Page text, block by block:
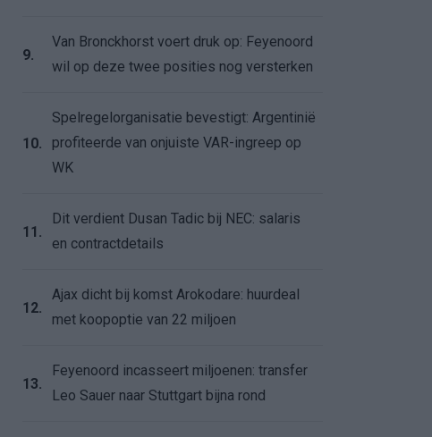
9.
Van Bronckhorst voert druk op: Feyenoord
wil op deze twee posities nog versterken
10.
Spelregelorganisatie bevestigt: Argentinië
profiteerde van onjuiste VAR-ingreep op
WK
11.
Dit verdient Dusan Tadic bij NEC: salaris
en contractdetails
12.
Ajax dicht bij komst Arokodare: huurdeal
met koopoptie van 22 miljoen
13.
Feyenoord incasseert miljoenen: transfer
Leo Sauer naar Stuttgart bijna rond